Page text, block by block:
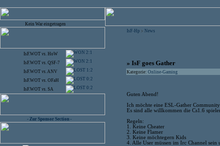
Kein War eingetragen
IsF.WOT vs. HoW 2:1
IsF.WOT vs. QSF-7 2:1
IsF.WOT vs.ANV 1:2
IsF.WOT vs. OFaH 0:2
IsF.WOT vs. SA 0:2
- Zur Sponsor Section -
IsF-Hp > News
» IsF goes Gather
Kategorie: Online-Gaming
Guten Abend!
Ich möchte eine ESL-Gather
Es sind alle willkommen die Cs1.6
Regeln:
1. Keine Cheater
2. Keine Flamer
3. Keine möchtegern Kids
4. Alle User müssen im Irc Channel sein